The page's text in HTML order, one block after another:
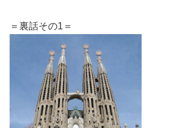
＝裏話その1＝